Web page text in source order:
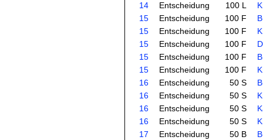
14
Entscheidung 100 L
15
Entscheidung 100 F
15
Entscheidung 100 F
15
Entscheidung 100 F
15
Entscheidung 100 F
15
Entscheidung 100 F
16
Entscheidung 50 S
16
Entscheidung 50 S
16
Entscheidung 50 S
16
Entscheidung 50 S
17
Entscheidung 50 B